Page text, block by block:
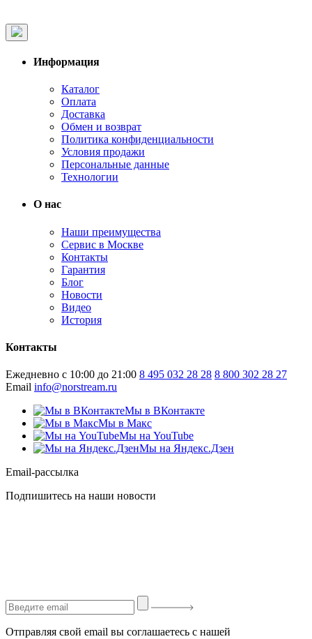
Информация
Каталог
Оплата
Доставка
Обмен и возврат
Политика конфиденциальности
Условия продажи
Персональные данные
Технологии
О нас
Наши преимущества
Сервис в Москве
Контакты
Гарантия
Блог
Новости
Видео
История
Контакты
Ежедневно с 10:00 до 21:00 8 495 032 28 28 8 800 302 28 27
Email info@norstream.ru
Мы в ВКонтакте
Мы в Макс
Мы на YouTube
Мы на Яндекс.Дзен
Email-рассылка
Подпишитесь на наши новости
Отправляя свой email вы соглашаетесь с нашей